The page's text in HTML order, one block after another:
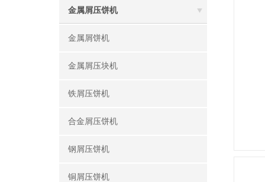
金属屑压饼机
金属屑饼机
金属屑压块机
铁屑压饼机
合金屑压饼机
钢屑压饼机
铜屑压饼机